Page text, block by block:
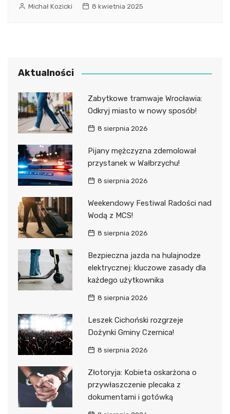
Michał Kozicki 8 kwietnia 2025
Aktualności
Zabytkowe tramwaje Wrocławia:
Odkryj miasto w nowy sposób!
8 sierpnia 2026
Pijany mężczyzna zdemolował
przystanek w Wałbrzychu!
8 sierpnia 2026
Weekendowy Festiwal Radości nad
Wodą z MCS!
8 sierpnia 2026
Bezpieczna jazda na hulajnodze
elektrycznej: kluczowe zasady dla
każdego użytkownika
8 sierpnia 2026
Leszek Cichoński rozgrzeje
Dożynki Gminy Czernica!
8 sierpnia 2026
Złotoryja: Kobieta oskarżona o
przywłaszczenie plecaka z
dokumentami i gotówką